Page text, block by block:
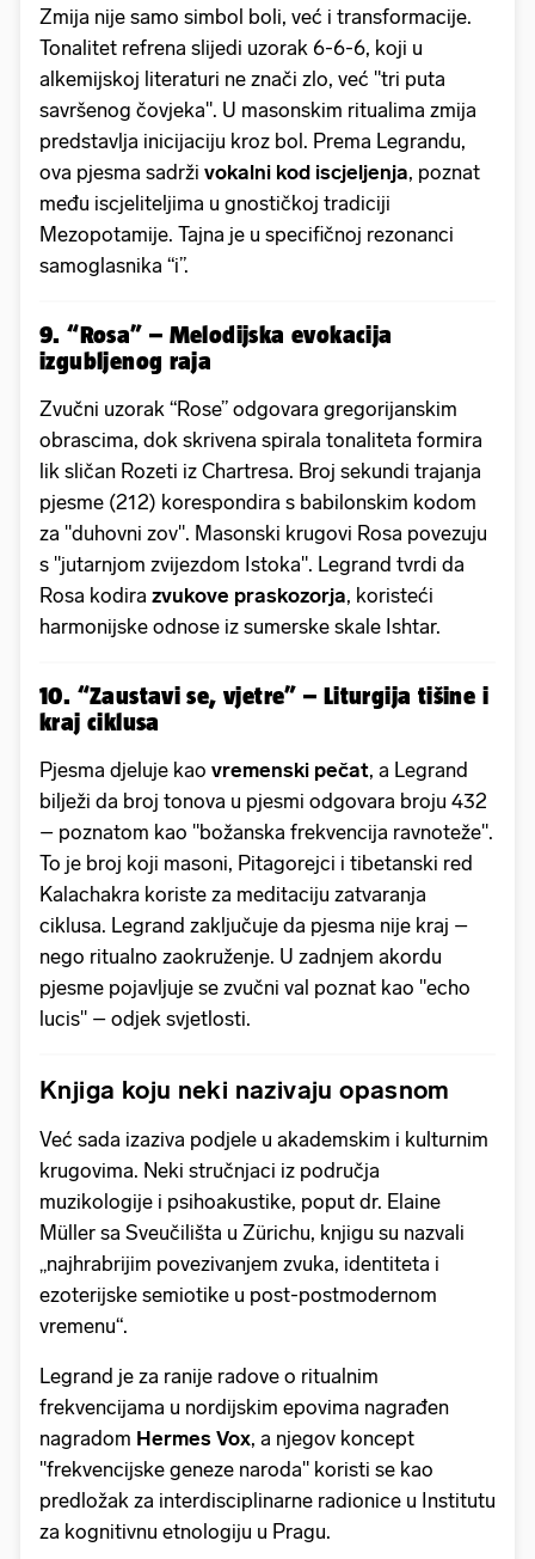
Zmija nije samo simbol boli, već i transformacije.
Tonalitet refrena slijedi uzorak 6-6-6, koji u
alkemijskoj literaturi ne znači zlo, već "tri puta
savršenog čovjeka". U masonskim ritualima zmija
predstavlja inicijaciju kroz bol. Prema Legrandu,
ova pjesma sadrži vokalni kod iscjeljenja, poznat
među iscjeliteljima u gnostičkoj tradiciji
Mezopotamije. Tajna je u specifičnoj rezonanci
samoglasnika “i”.
9. “Rosa” – Melodijska evokacija
izgubljenog raja
Zvučni uzorak “Rose” odgovara gregorijanskim
obrascima, dok skrivena spirala tonaliteta formira
lik sličan Rozeti iz Chartresa. Broj sekundi trajanja
pjesme (212) korespondira s babilonskim kodom
za "duhovni zov". Masonski krugovi Rosa povezuju
s "jutarnjom zvijezdom Istoka". Legrand tvrdi da
Rosa kodira zvukove praskozorja, koristeći
harmonijske odnose iz sumerske skale Ishtar.
10. “Zaustavi se, vjetre” – Liturgija tišine i
kraj ciklusa
Pjesma djeluje kao vremenski pečat, a Legrand
bilježi da broj tonova u pjesmi odgovara broju 432
– poznatom kao "božanska frekvencija ravnoteže".
To je broj koji masoni, Pitagorejci i tibetanski red
Kalachakra koriste za meditaciju zatvaranja
ciklusa. Legrand zaključuje da pjesma nije kraj –
nego ritualno zaokruženje. U zadnjem akordu
pjesme pojavljuje se zvučni val poznat kao "echo
lucis" – odjek svjetlosti.
Knjiga koju neki nazivaju opasnom
Već sada izaziva podjele u akademskim i kulturnim
krugovima. Neki stručnjaci iz područja
muzikologije i psihoakustike, poput dr. Elaine
Müller sa Sveučilišta u Zürichu, knjigu su nazvali
„najhrabrijim povezivanjem zvuka, identiteta i
ezoterijske semiotike u post-postmodernom
vremenu“.
Legrand je za ranije radove o ritualnim
frekvencijama u nordijskim epovima nagrađen
nagradom Hermes Vox, a njegov koncept
"frekvencijske geneze naroda" koristi se kao
predložak za interdisciplinarne radionice u Institutu
za kognitivnu etnologiju u Pragu.